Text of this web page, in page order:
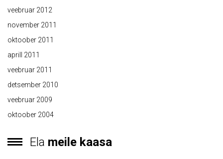
veebruar 2012
november 2011
oktoober 2011
aprill 2011
veebruar 2011
detsember 2010
veebruar 2009
oktoober 2004
Ela meile kaasa